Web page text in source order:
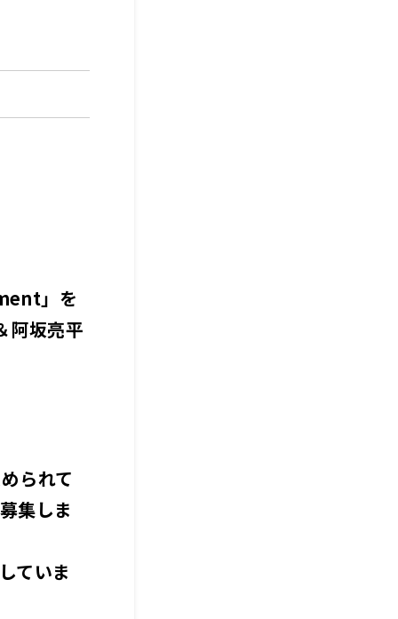
」を
阿坂亮平
られて
集しま
ていま